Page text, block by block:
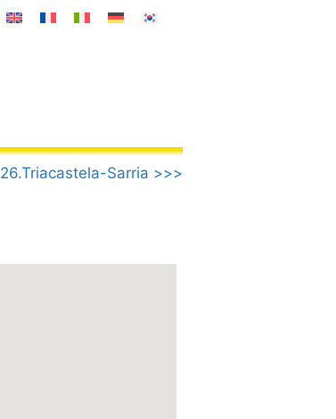
26.Triacastela-Sarria >>>